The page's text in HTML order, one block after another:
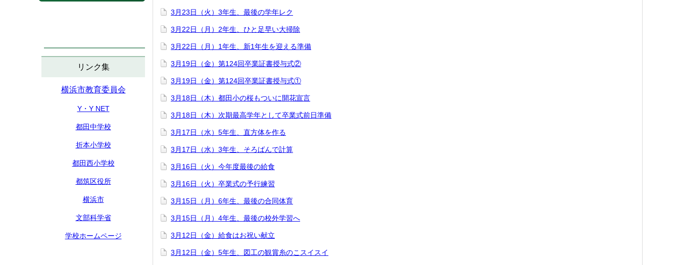
リンク集
横浜市教育委員会
Y・Y NET
都田中学校
折本小学校
都田西小学校
都筑区役所
横浜市
文部科学省
学校ホームページ
3月23日（火）3年生、最後の学年レク
3月22日（月）2年生、ひと足早い大掃除
3月22日（月）1年生、新1年生を迎える準備
3月19日（金）第124回卒業証書授与式②
3月19日（金）第124回卒業証書授与式①
3月18日（木）都田小の桜もついに開花宣言
3月18日（木）次期最高学年として卒業式前日準備
3月17日（水）5年生、直方体を作る
3月17日（水）3年生、そろばんで計算
3月16日（火）今年度最後の給食
3月16日（火）卒業式の予行練習
3月15日（月）6年生、最後の合同体育
3月15日（月）4年生、最後の校外学習へ
3月12日（金）給食はお祝い献立
3月12日（金）5年生、図工の観賞糸のこスイスイ